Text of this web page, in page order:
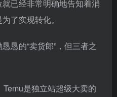
了实现转化。
的贯彻者。